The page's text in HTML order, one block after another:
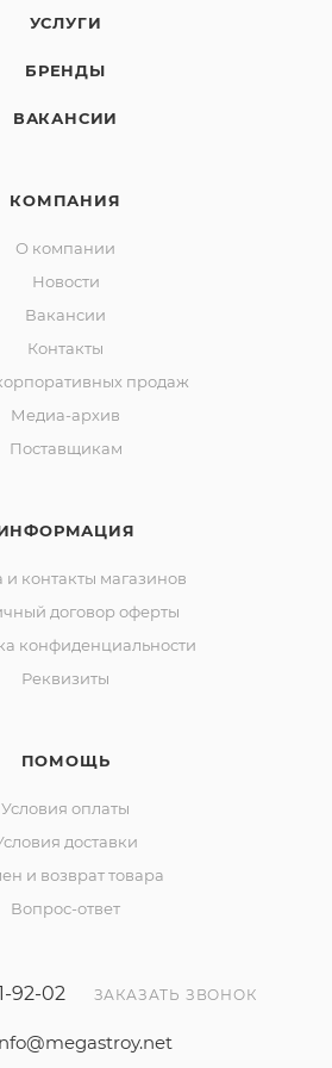
УСЛУГИ
БРЕНДЫ
ВАКАНСИИ
КОМПАНИЯ
О компании
Новости
Вакансии
Контакты
продаж
Медиа-архив
Поставщикам
и контакты магазинов
договор оферты
конфиденциальности
Реквизиты
ПОМОЩЬ
Условия оплаты
доставки
и возврат товара
Вопрос-ответ
92-02 ЗАКАЗАТЬ ЗВОНОК